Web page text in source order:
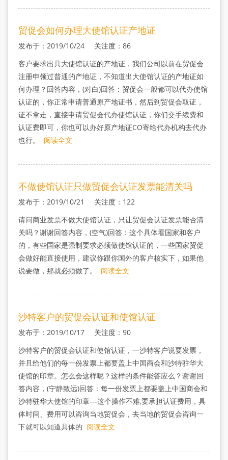
贸促会如何办理大使馆认证产地证
发布于：2019/10/24 关注度：86
客户要求出具大使馆认证的产地证，我们公司以前在贸促会
注册申领过普通的产地证，不知道出大使馆认证的产地证如
何办理？回答内容，(对白)回答：贸促会一般都可以代办使馆
认证的，你正常申请普通原产地证书，然后到贸促会取证，
证不拿走，直接申请贸促会代办使馆认证，你们交手续费和
认证费即可，你也可以办好原产地证CO寄给代办机构去代办
也行。
阅读全文
不做使馆认证只做贸促会认证发票能清关吗
发布于：2019/10/21 关注度：122
请问商业发票不做大使馆认证，只让贸促会认证发票能否清
关吗？谢谢回答内容，(空气)回答：这个具体看国家和客户
的，有些国家是强制要求必须做使馆认证的，一些国家贸促
会做好能直接使用，建议你跟你国外的客户核实下，如果他
说要做，那就必须做了。
阅读全文
沙特客户的贸促会认证和使馆认证
发布于：2019/10/17 关注度：90
沙特客户的贸促会认证和使馆认证，一沙特客户说要发票，
并且给他们的每一份发票上都要盖上中国商会和沙特驻华大
使馆的印章。怎么会这样呢？这样的条件能答应么？谢谢回
答内容，(宁静致远)回答：每一份发票上都要盖上中国商会和
沙特驻华大使馆的印章---这个操作不难,要承担认证费用，具
体时间、费用可以咨询当地贸促会，去当地的贸促会咨询一
下就可以知道具体的 阅读全文